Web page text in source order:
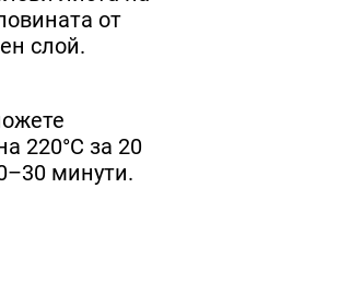
от
слой.
220°C за 20
минути.